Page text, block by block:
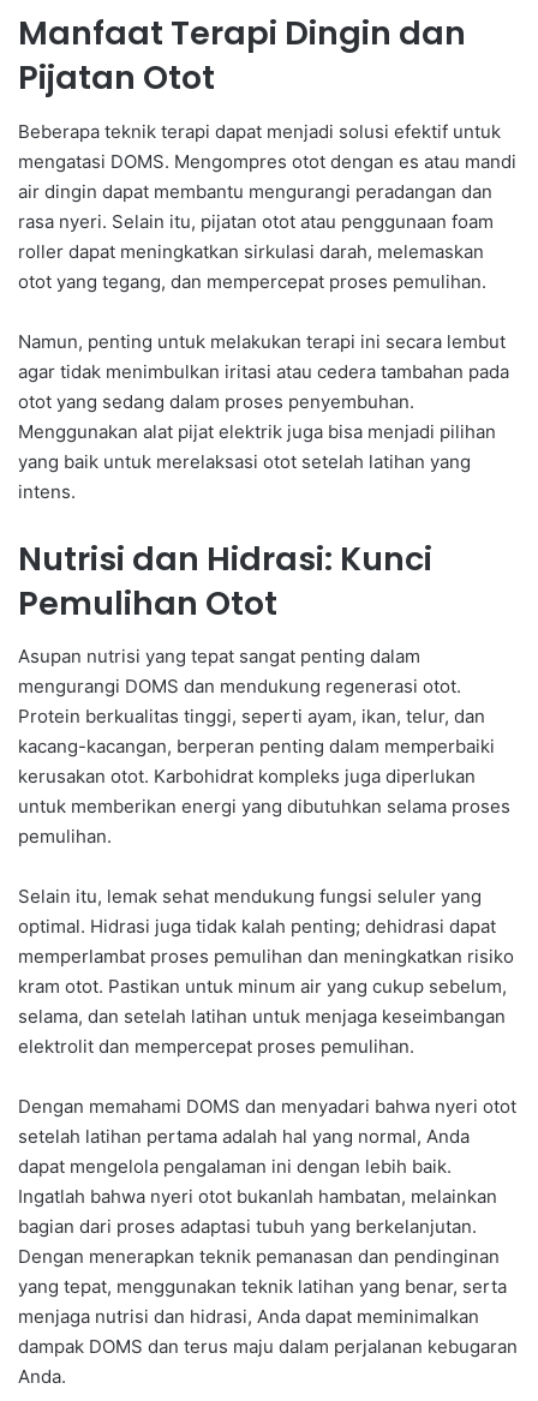
Manfaat Terapi Dingin dan
Pijatan Otot
Beberapa teknik terapi dapat menjadi solusi efektif untuk
mengatasi DOMS. Mengompres otot dengan es atau mandi
air dingin dapat membantu mengurangi peradangan dan
rasa nyeri. Selain itu, pijatan otot atau penggunaan foam
roller dapat meningkatkan sirkulasi darah, melemaskan
otot yang tegang, dan mempercepat proses pemulihan.
Namun, penting untuk melakukan terapi ini secara lembut
agar tidak menimbulkan iritasi atau cedera tambahan pada
otot yang sedang dalam proses penyembuhan.
Menggunakan alat pijat elektrik juga bisa menjadi pilihan
yang baik untuk merelaksasi otot setelah latihan yang
intens.
Nutrisi dan Hidrasi: Kunci
Pemulihan Otot
Asupan nutrisi yang tepat sangat penting dalam
mengurangi DOMS dan mendukung regenerasi otot.
Protein berkualitas tinggi, seperti ayam, ikan, telur, dan
kacang-kacangan, berperan penting dalam memperbaiki
kerusakan otot. Karbohidrat kompleks juga diperlukan
untuk memberikan energi yang dibutuhkan selama proses
pemulihan.
Selain itu, lemak sehat mendukung fungsi seluler yang
optimal. Hidrasi juga tidak kalah penting; dehidrasi dapat
memperlambat proses pemulihan dan meningkatkan risiko
kram otot. Pastikan untuk minum air yang cukup sebelum,
selama, dan setelah latihan untuk menjaga keseimbangan
elektrolit dan mempercepat proses pemulihan.
Dengan memahami DOMS dan menyadari bahwa nyeri otot
setelah latihan pertama adalah hal yang normal, Anda
dapat mengelola pengalaman ini dengan lebih baik.
Ingatlah bahwa nyeri otot bukanlah hambatan, melainkan
bagian dari proses adaptasi tubuh yang berkelanjutan.
Dengan menerapkan teknik pemanasan dan pendinginan
yang tepat, menggunakan teknik latihan yang benar, serta
menjaga nutrisi dan hidrasi, Anda dapat meminimalkan
dampak DOMS dan terus maju dalam perjalanan kebugaran
Anda.